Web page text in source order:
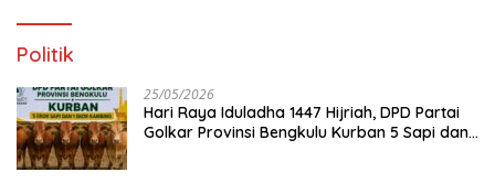
Politik
25/05/2026
Hari Raya Iduladha 1447 Hijriah, DPD Partai
Golkar Provinsi Bengkulu Kurban 5 Sapi dan 1